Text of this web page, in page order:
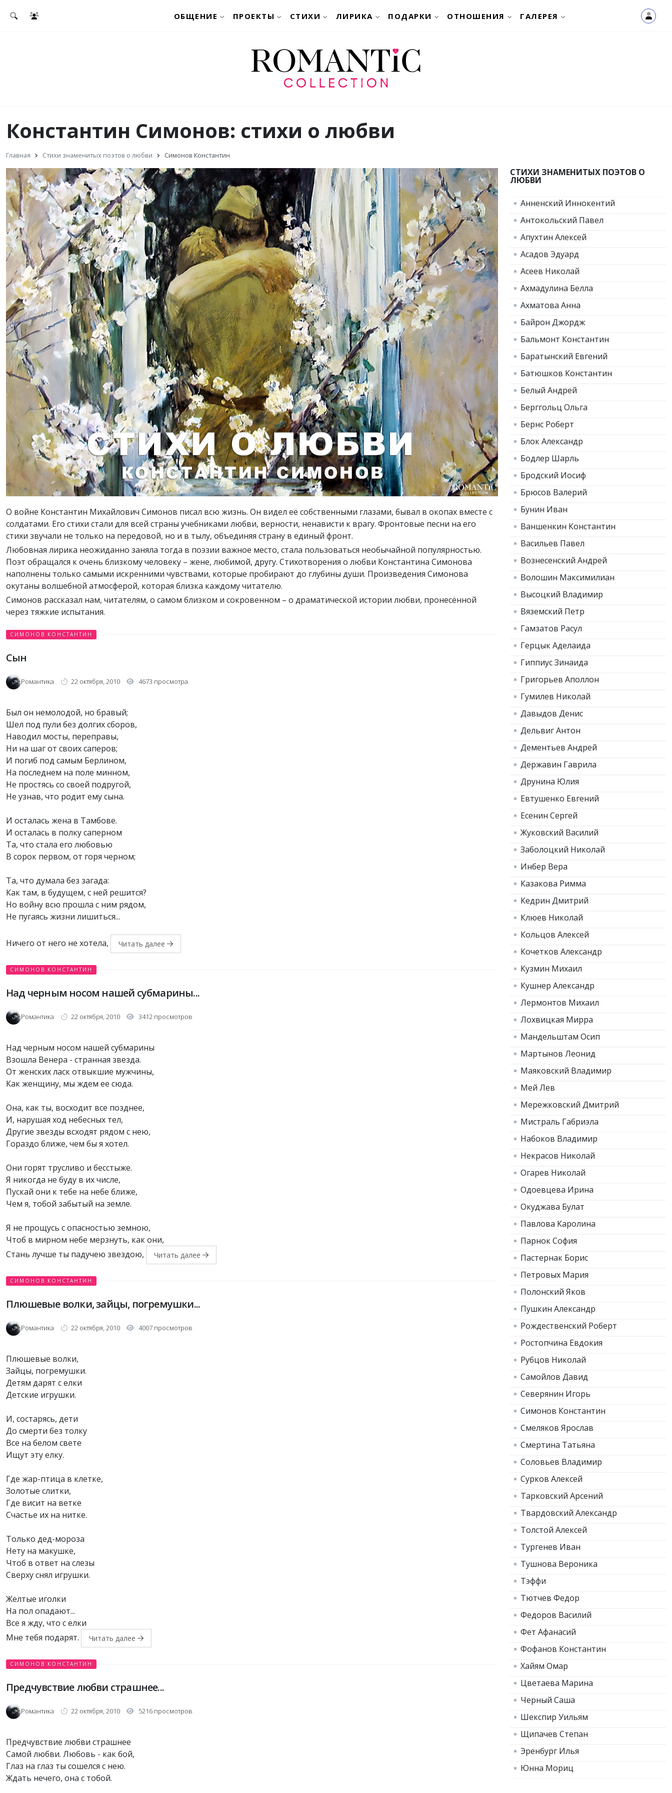
ОБЩЕНИЕ ПРОЕКТЫ СТИХИ ЛИРИКА ПОДАРКИ ОТНОШЕНИЯ ГАЛЕРЕЯ
Константин Симонов: стихи о любви
Главная Стихи знаменитых поэтов о любви Симонов Константин
О войне Константин Михайлович Симонов писал всю жизнь. Он видел её собственными глазами, бывал в окопах вместе с
солдатами. Его стихи стали для всей страны учебниками любви, верности, ненависти к врагу. Фронтовые песни на его
стихи звучали не только на передовой, но и в тылу, объединяя страну в единый фронт.
Любовная лирика неожиданно заняла тогда в поэзии важное место, стала пользоваться необычайной популярностью.
Поэт обращался к очень близкому человеку – жене, любимой, другу. Стихотворения о любви Константина Симонова
наполнены только самыми искренними чувствами, которые пробирают до глубины души. Произведения Симонова
окутаны волшебной атмосферой, которая близка каждому читателю.
Симонов рассказал нам, читателям, о самом близком и сокровенном – о драматической истории любви, пронесённой
через тяжкие испытания.
СИМОНОВ КОНСТАНТИН
Сын
Романтика 22 октября, 2010 4673 просмотра
Был он немолодой, но бравый;
Шел под пули без долгих сборов,
Наводил мосты, переправы,
Ни на шаг от своих саперов;
И погиб под самым Берлином,
На последнем на поле минном,
Не простясь со своей подругой,
Не узнав, что родит ему сына.
И осталась жена в Тамбове.
И осталась в полку саперном
Та, что стала его любовью
В сорок первом, от горя черном;
Та, что думала без загада:
Как там, в будущем, с ней решится?
Но войну всю прошла с ним рядом,
Не пугаясь жизни лишиться...
Ничего от него не хотела, Читать далее
СИМОНОВ КОНСТАНТИН
Над черным носом нашей субмарины...
Романтика 22 октября, 2010 3412 просмотров
Над черным носом нашей субмарины
Взошла Венера - странная звезда.
От женских ласк отвыкшие мужчины,
Как женщину, мы ждем ее сюда.
Она, как ты, восходит все позднее,
И, нарушая ход небесных тел,
Другие звезды всходят рядом с нею,
Гораздо ближе, чем бы я хотел.
Они горят трусливо и бесстыже.
Я никогда не буду в их числе,
Пускай они к тебе на небе ближе,
Чем я, тобой забытый на земле.
Я не прощусь с опасностью земною,
Чтоб в мирном небе мерзнуть, как они,
Стань лучше ты падучею звездою,
Читать далее
СИМОНОВ КОНСТАНТИН
Плюшевые волки, зайцы, погремушки...
Романтика 22 октября, 2010 4007 просмотров
Плюшевые волки,
Зайцы, погремушки.
Детям дарят с елки
Детские игрушки.
И, состарясь, дети
До смерти без толку
Все на белом свете
Ищут эту елку.
Где жар-птица в клетке,
Золотые слитки,
Где висит на ветке
Счастье их на нитке.
Только дед-мороза
Нету на макушке,
Чтоб в ответ на слезы
Сверху снял игрушки.
Желтые иголки
На пол опадают...
Все я жду, что с елки
Мне тебя подарят.
Читать далее
СИМОНОВ КОНСТАНТИН
Предчувствие любви страшнее...
Романтика 22 октября, 2010 5216 просмотров
Предчувствие любви страшнее
Самой любви. Любовь - как бой,
Глаз на глаз ты сошелся с нею.
Ждать нечего, она с тобой.
СТИХИ ЗНАМЕНИТЫХ ПОЭТОВ О
ЛЮБВИ
Анненский Иннокентий
Антокольский Павел
Апухтин Алексей
Асадов Эдуард
Асеев Николай
Ахмадулина Белла
Ахматова Анна
Байрон Джордж
Бальмонт Константин
Баратынский Евгений
Батюшков Константин
Белый Андрей
Берггольц Ольга
Бернс Роберт
Блок Александр
Бодлер Шарль
Бродский Иосиф
Брюсов Валерий
Бунин Иван
Ваншенкин Константин
Васильев Павел
Вознесенский Андрей
Волошин Максимилиан
Высоцкий Владимир
Вяземский Петр
Гамзатов Расул
Герцык Аделаида
Гиппиус Зинаида
Григорьев Аполлон
Гумилев Николай
Давыдов Денис
Дельвиг Антон
Дементьев Андрей
Державин Гаврила
Друнина Юлия
Евтушенко Евгений
Есенин Сергей
Жуковский Василий
Заболоцкий Николай
Инбер Вера
Казакова Римма
Кедрин Дмитрий
Клюев Николай
Кольцов Алексей
Кочетков Александр
Кузмин Михаил
Кушнер Александр
Лермонтов Михаил
Лохвицкая Мирра
Мандельштам Осип
Мартынов Леонид
Маяковский Владимир
Мей Лев
Мережковский Дмитрий
Мистраль Габриэла
Набоков Владимир
Некрасов Николай
Огарев Николай
Одоевцева Ирина
Окуджава Булат
Павлова Каролина
Парнок София
Пастернак Борис
Петровых Мария
Полонский Яков
Пушкин Александр
Рождественский Роберт
Ростопчина Евдокия
Рубцов Николай
Самойлов Давид
Северянин Игорь
Симонов Константин
Смеляков Ярослав
Смертина Татьяна
Соловьев Владимир
Сурков Алексей
Тарковский Арсений
Твардовский Александр
Толстой Алексей
Тургенев Иван
Тушнова Вероника
Тэффи
Тютчев Федор
Федоров Василий
Фет Афанасий
Фофанов Константин
Хайям Омар
Цветаева Марина
Черный Саша
Шекспир Уильям
Щипачев Степан
Эренбург Илья
Юнна Мориц